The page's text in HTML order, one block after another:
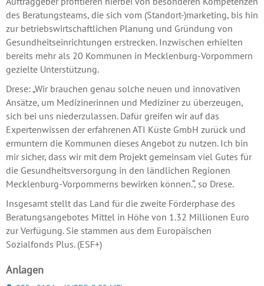
des Beratungsteams, die sich vom (Standort-)marketing, bis hin
zur betriebswirtschaftlichen Planung und Gründung von
Gesundheitseinrichtungen erstrecken. Inzwischen erhielten
bereits mehr als 20 Kommunen in Mecklenburg-Vorpommern
gezielte Unterstützung.
Drese: „Wir brauchen genau solche neuen und innovativen
Ansätze, um Medizinerinnen und Mediziner zu überzeugen,
sich bei uns niederzulassen. Dafür greifen wir auf das
Expertenwissen der erfahrenen ATI Küste GmbH zurück und
ermuntern die Kommunen dieses Angebot zu nutzen. Ich bin
mir sicher, dass wir mit dem Projekt gemeinsam viel Gutes für
die Gesundheitsversorgung in den ländlichen Regionen
Mecklenburg-Vorpommerns bewirken können.“, so Drese.
Insgesamt stellt das Land für die zweite Förderphase des
Beratungsangebotes Mittel in Höhe von 1.32 Millionen Euro
zur Verfügung. Sie stammen aus dem Europäischen
Sozialfonds Plus. (ESF+)
Anlagen